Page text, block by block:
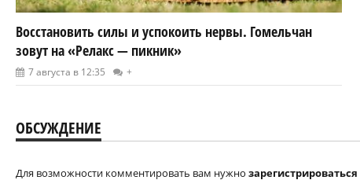
Восстановить силы и успокоить нервы. Гомельчан
зовут на «Релакс — пикник»
7 августа в 12:35 +
ОБСУЖДЕНИЕ
Для возможности комментировать вам нужно зарегистрироваться